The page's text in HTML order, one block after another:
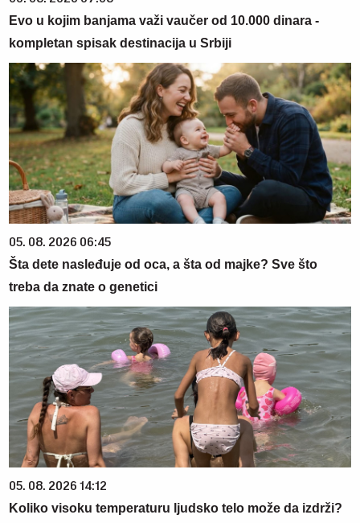
Evo u kojim banjama važi vaučer od 10.000 dinara -
kompletan spisak destinacija u Srbiji
05. 08. 2026 06:45
Šta dete nasleđuje od oca, a šta od majke? Sve što
treba da znate o genetici
05. 08. 2026 14:12
Koliko visoku temperaturu ljudsko telo može da izdrži?